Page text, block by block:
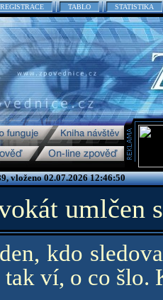
REGISTRACE TABLO STATISTIKA
vloženo 02.07.2026 12:46:50
umlčen
kdo
ví, o co šlo.